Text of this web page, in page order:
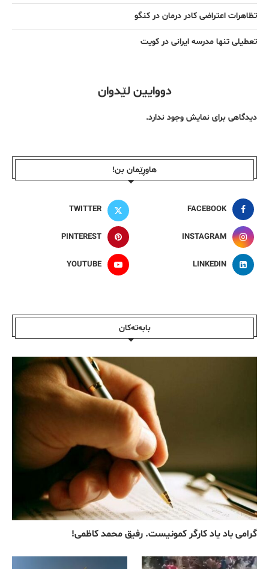
تظاهرات اعتراضی کادر درمان در کنگو
تعطیلی تنها مدرسه ایرانی در کویت
دووایین لێدوان
دیدگاهی برای نمایش وجود ندارد.
هاوڕێمان بن!
FACEBOOK
TWITTER
INSTAGRAM
PINTEREST
LINKEDIN
YOUTUBE
بابەتەکان
گرامی باد یاد کارگر کمونیست. رفیق محمد کاظمی!